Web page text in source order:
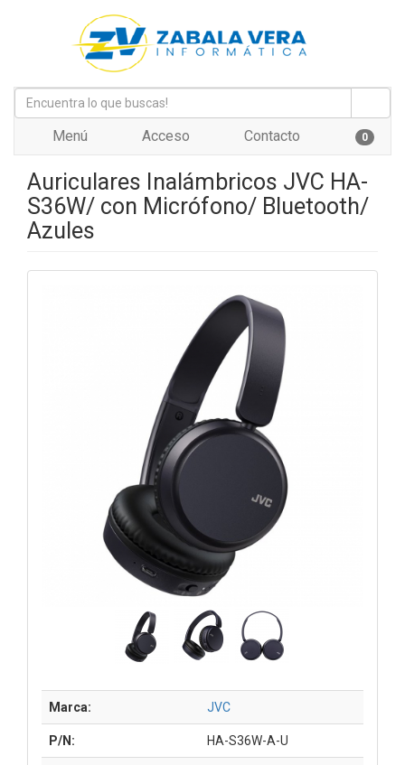
Menú Acceso Contacto 0
Auriculares Inalámbricos JVC HA-
S36W/ con Micrófono/ Bluetooth/
Azules
Marca: JVC
P/N: HA-S36W-A-U